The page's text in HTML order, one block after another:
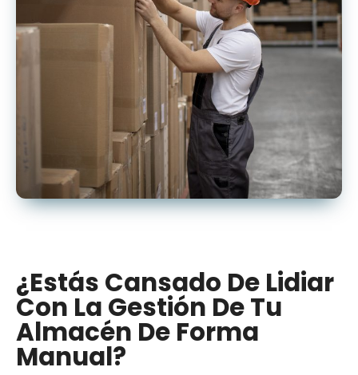
¿Estás Cansado De Lidiar
Con La Gestión De Tu
Almacén De Forma
Manual?